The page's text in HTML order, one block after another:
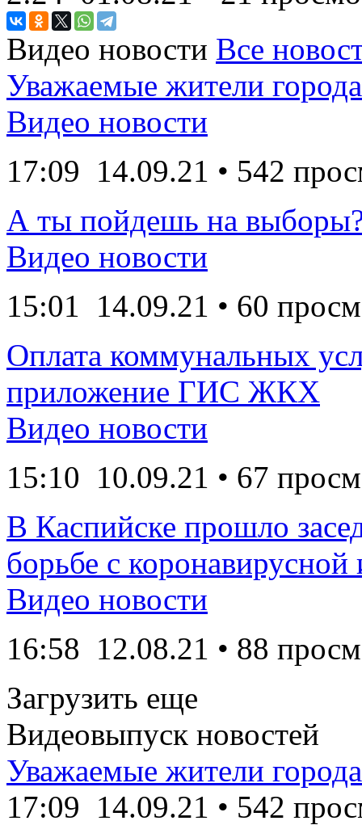
Видео новости Все
Уважаемые жители
Видео новости
17:09 14.09.21 • 542
А ты пойдешь на
Видео новости
15:01 14.09.21 • 60
Оплата коммунальных
приложение ГИС ЖКХ
Видео новости
15:10 10.09.21 • 67
В Каспийске прошло
борьбе с
Видео новости
16:58 12.08.21 • 88
Загрузить еще
Видеовыпуск новостей
Уважаемые жители
17:09 14.09.21 • 542